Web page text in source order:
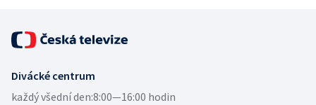
Divácké centrum
každý všední den:8:00—16:00 hodin